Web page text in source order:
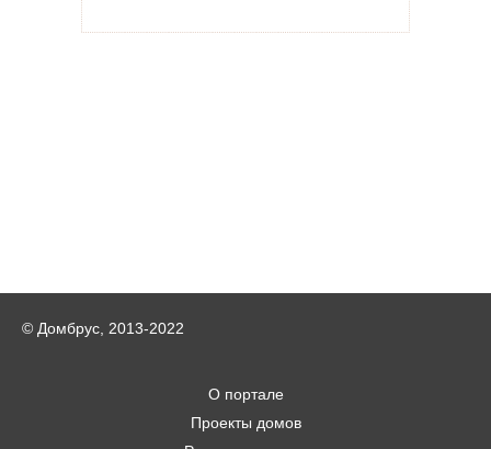
© Домбрус, 2013-2022
О портале
Проекты домов